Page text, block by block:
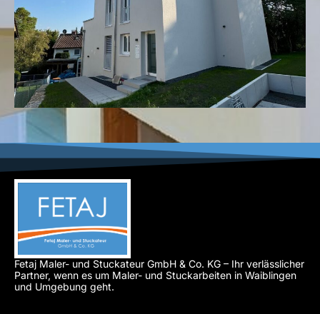
Fetaj Maler- und Stuckateur GmbH & Co. KG – Ihr verlässlicher
Partner, wenn es um Maler- und Stuckarbeiten in Waiblingen
und Umgebung geht.